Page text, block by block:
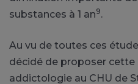
substances à 1 an9.
Au vu de toutes ces
décidé de proposer cette
addictologie au CHU de